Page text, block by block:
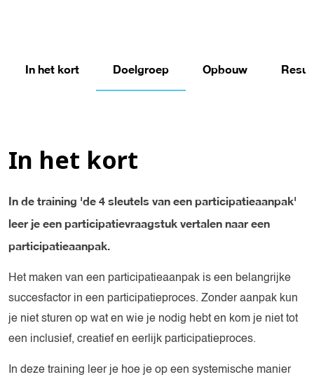
In het kort Doelgroep Opbouw
In het kort
In de training 'de 4 sleutels van een participatieaanpak'
leer je een participatievraagstuk vertalen naar een
participatieaanpak.
Het maken van een participatieaanpak is een belangrijke
succesfactor in een participatieproces. Zonder aanpak kun
je niet sturen op wat en wie je nodig hebt en kom je niet tot
een inclusief, creatief en eerlijk participatieproces.
In deze training leer je hoe je op een systemische manier